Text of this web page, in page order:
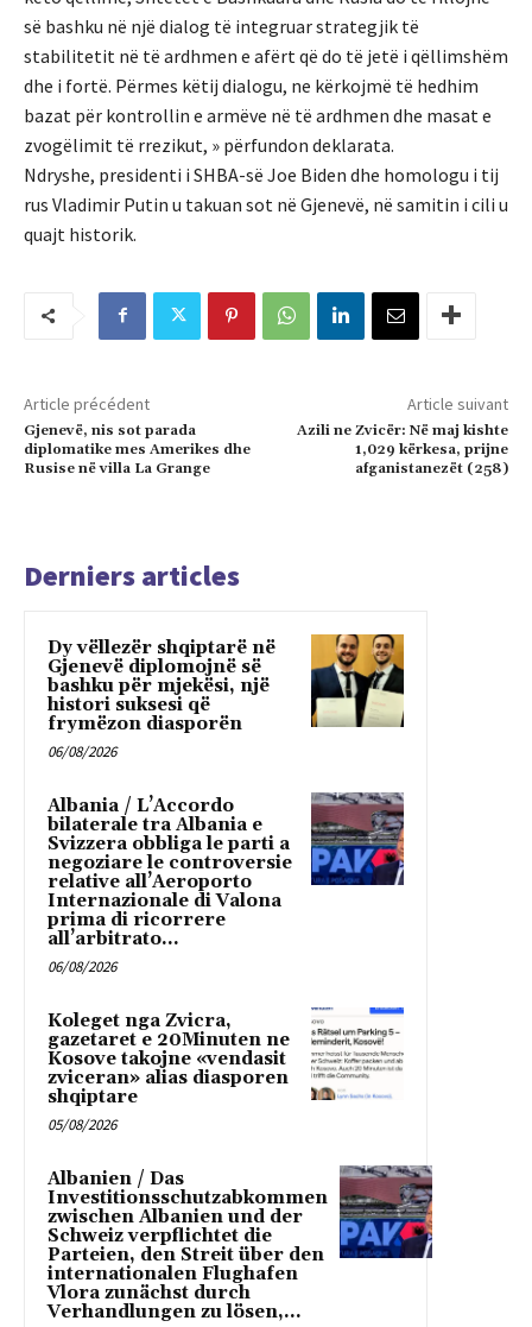
së bashku në një dialog të integruar strategjik të
stabilitetit në të ardhmen e afërt që do të jetë i qëllimshëm
dhe i fortë. Përmes këtij dialogu, ne kërkojmë të hedhim
bazat për kontrollin e armëve në të ardhmen dhe masat e
zvogëlimit të rrezikut, » përfundon deklarata.
Ndryshe, presidenti i SHBA-së Joe Biden dhe homologu i tij
rus Vladimir Putin u takuan sot në Gjenevë, në samitin i cili u
quajt historik.
Article précédent
Gjenevë, nis sot parada
diplomatike mes Amerikes dhe
Rusise në villa La Grange
Article suivant
Azili ne Zvicër: Në maj kishte
1,029 kërkesa, prijne
afganistanezët (258)
Derniers articles
Dy vëllezër shqiptarë në
Gjenevë diplomojnë së
bashku për mjekësi, një
histori suksesi që
frymëzon diasporën
06/08/2026
Albania / L’Accordo
bilaterale tra Albania e
Svizzera obbliga le parti a
negoziare le controversie
relative all’Aeroporto
Internazionale di Valona
prima di ricorrere
all’arbitrato...
06/08/2026
Koleget nga Zvicra,
gazetaret e 20Minuten ne
Kosove takojne «vendasit
zviceran» alias diasporen
shqiptare
05/08/2026
Albanien / Das
Investitionsschutzabkommen
zwischen Albanien und der
Schweiz verpflichtet die
Parteien, den Streit über den
internationalen Flughafen
Vlora zunächst durch
Verhandlungen zu lösen,...